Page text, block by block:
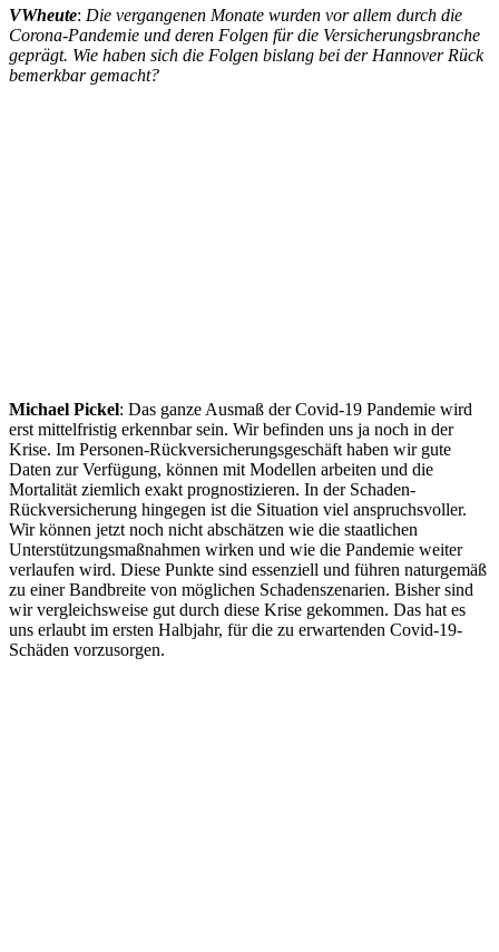
VWheute: Die vergangenen Monate wurden vor allem durch die
Corona-Pandemie und deren Folgen für die Versicherungsbranche
geprägt. Wie haben sich die Folgen bislang bei der Hannover Rück
bemerkbar gemacht?
Michael Pickel: Das ganze Ausmaß der Covid-19 Pandemie wird
erst mittelfristig erkennbar sein. Wir befinden uns ja noch in der
Krise. Im Personen-Rückversicherungsgeschäft haben wir gute
Daten zur Verfügung, können mit Modellen arbeiten und die
Mortalität ziemlich exakt prognostizieren. In der Schaden-
Rückversicherung hingegen ist die Situation viel anspruchsvoller.
Wir können jetzt noch nicht abschätzen wie die staatlichen
Unterstützungsmaßnahmen wirken und wie die Pandemie weiter
verlaufen wird. Diese Punkte sind essenziell und führen naturgemäß
zu einer Bandbreite von möglichen Schadenszenarien. Bisher sind
wir vergleichsweise gut durch diese Krise gekommen. Das hat es
uns erlaubt im ersten Halbjahr, für die zu erwartenden Covid-19-
Schäden vorzusorgen.